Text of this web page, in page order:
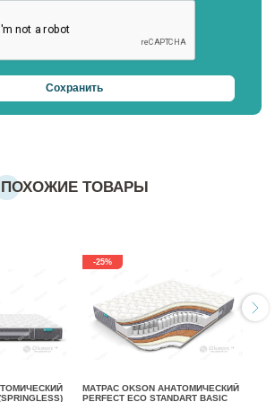
ПОХОЖИЕ ТОВАРЫ
-25%
МАТРАС OKSON АНАТОМИЧЕСКИЙ
PERFECT ECO STANDART BASIC